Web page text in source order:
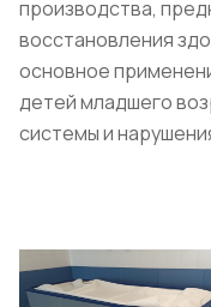
производства,
восстановления
основное
детей младшего
системы и